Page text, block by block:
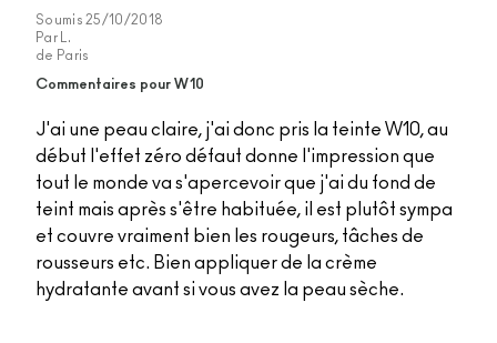
Soumis 25/10/2018
Par
L.
de Paris
Commentaires pour W10
J'ai une peau claire, j'ai donc pris la teinte W10, au
début l'effet zéro défaut donne l'impression que
tout le monde va s'apercevoir que j'ai du fond de
teint mais après s'être habituée, il est plutôt sympa
et couvre vraiment bien les rougeurs, tâches de
rousseurs etc. Bien appliquer de la crème
hydratante avant si vous avez la peau sèche.